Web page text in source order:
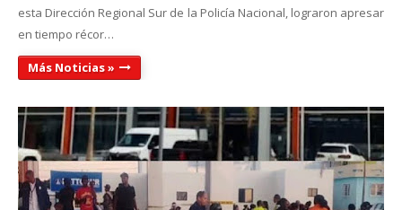
esta Dirección Regional Sur de la Policía Nacional, lograron apresar
en tiempo récor…
Más Noticias »